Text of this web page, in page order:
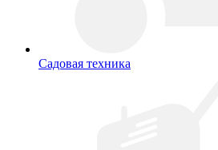
Садовая техника